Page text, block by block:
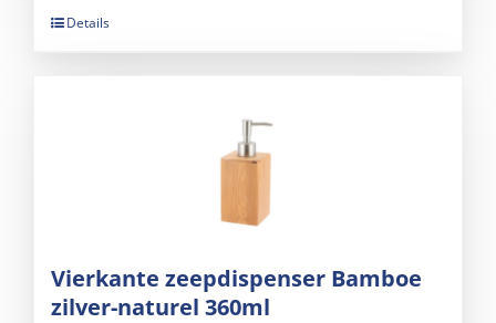
Details
Vierkante zeepdispenser Bamboe
zilver-naturel 360ml